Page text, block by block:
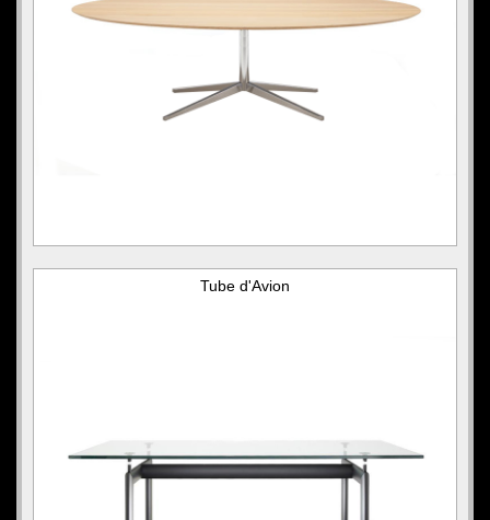
Tube d'Avion